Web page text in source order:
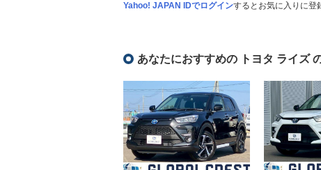
Yahoo! JAPAN IDでログインするとお気に入りに登
あなたにおすすめの トヨタ ライズ